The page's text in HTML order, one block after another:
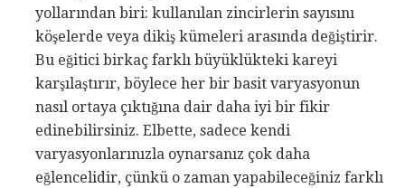
yollarından biri: kullanılan zincirlerin sayısını
köşelerde veya dikiş kümeleri arasında değiştirir.
Bu eğitici birkaç farklı büyüklükteki kareyi
karşılaştırır, böylece her bir basit varyasyonun
nasıl ortaya çıktığına dair daha iyi bir fikir
edinebilirsiniz. Elbette, sadece kendi
varyasyonlarınızla oynarsanız çok daha
eğlencelidir, çünkü o zaman yapabileceğiniz farklı